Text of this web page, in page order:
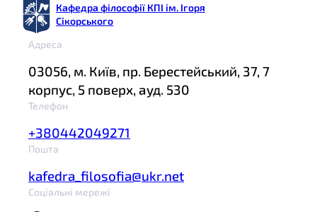
Кафедра філософії КПІ ім. Ігоря
Сікорського
Адреса
03056, м. Київ, пр. Берестейський, 37, 7
корпус, 5 поверх, ауд. 530
Телефон
+380442049271
Пошта
kafedra_filosofia@ukr.net
Соціальні мережі